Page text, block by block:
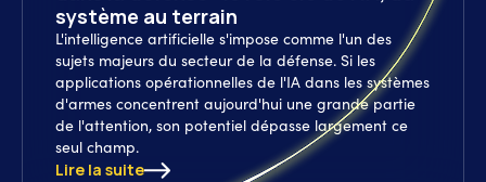
système au terrain
L'intelligence artificielle s'impose comme l'un des
sujets majeurs du secteur de la défense. Si les
applications opérationnelles de l'IA dans les systèmes
d'armes concentrent aujourd'hui une grande partie
de l'attention, son potentiel dépasse largement ce
seul champ.
Lire la suite